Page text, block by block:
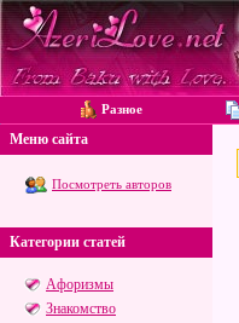
Разное
Меню сайта
Посмотреть авторов
Категории статей
Афоризмы
Знакомство